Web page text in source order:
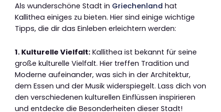
Als wunderschöne Stadt in Griechenland hat
Kallithea einiges zu bieten. Hier sind einige wichtige
Tipps, die dir das Einleben erleichtern werden:
1. Kulturelle Vielfalt: Kallithea ist bekannt für seine
große kulturelle Vielfalt. Hier treffen Tradition und
Moderne aufeinander, was sich in der Architektur,
dem Essen und der Musik widerspiegelt. Lass dich von
den verschiedenen kulturellen Einflüssen inspirieren
und entdecke die Besonderheiten dieser Stadt!